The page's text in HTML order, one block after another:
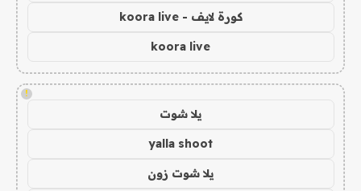
كورة لايف - koora live
koora live
!
يلا شوت
yalla shoot
يلا شوت زون